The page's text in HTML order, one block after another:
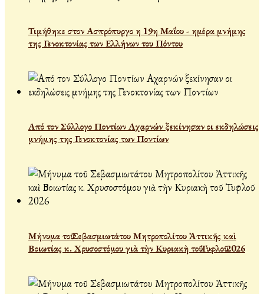
Τιμήθηκε στον Ασπρόπυργο η 19η Μαΐου - ημέρα μνήμης
της Γενοκτονίας των Ελλήνων του Πόντου
Από τον Σύλλογο Ποντίων Αχαρνών ξεκίνησαν οι εκδηλώσεις
μνήμης της Γενοκτονίας των Ποντίων
Μήνυμα τοῦ Σεβασμιωτάτου Μητροπολίτου Ἀττικῆς καὶ
Βοιωτίας κ. Χρυσοστόμου γιὰ τὴν Κυριακὴ τοῦ Τυφλοῦ 2026